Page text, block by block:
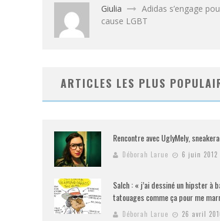
Giulia
Adidas s’engage
cause LGBT
ARTICLES LES PLUS
Rencontre avec UglyMely,
Déborah Larue 6 juin 2012
Salch : « j’ai dessiné un hipster à
tatouages comme ça pour me
Déborah Larue 26 avril